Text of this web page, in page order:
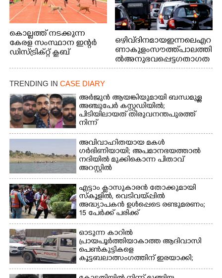
കൊല്ലത്ത് നടക്കുന്ന
കേരള സംസ്ഥാന ഇന്റർ
ഡിസ്ട്രിക്റ്റ് ക്ലബ്
ചാമ്പ്യൻഷിപ്പിൽ അണ്ടർ
20 ആൺകുട്ടികളുടെ 200
മത്സരത്തിനിടെ സിന്തറ്റിക്
ട്രാക്കിന് കുറുകെ ഓടുന്ന
നായകൾ.
ഒഴിവ് ദിനമായ ഇന്നലെ എറ
ണാകുളം സൗത്ത് പാലത്തി
ൽ അനുഭവപ്പെട്ട ഗതാഗത
ക്കുരുക്ക്
TRENDING IN CASE DIARY
അർജുൻ ആയങ്കിയുമായി ബന്ധമുള്ള
അഞ്ചുപേർ കസ്റ്റഡിയിൽ;
പിടിയിലായത് തിരുവനന്തപുരത്ത്
നിന്ന്
അവിവാഹിതയായ മകൾ
ഗർഭിണിയായി; അപമാനഭയത്താൽ
നദിയിൽ മുക്കികൊന്ന പിതാവ്
അറസ്റ്റിൽ
എട്ടാം ക്ളാസുകാരൻ തോക്കുമായി
സ്കൂളിൽ, വെടിവയ്പ്പിൽ
അദ്ധ്യാപകൻ ഉൾപ്പെടെ രണ്ടുമരണം;
15 പേർക്ക് പരിക്ക്
ഓടുന്ന കാറിൽ
പ്രായപൂർത്തിയാകാത്ത ആദിവാസി
പെൺകുട്ടികളെ
കൂട്ടബലാത്സംഗത്തിന് ഇരയാക്കി;
മൂന്ന് പേർ പിടിയിൽ